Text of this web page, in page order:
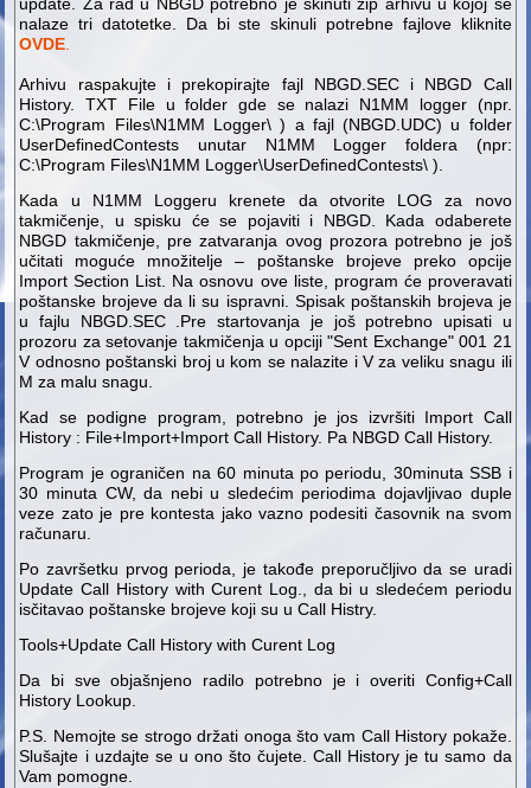
update. Za rad u NBGD potrebno je skinuti zip arhivu u kojoj se
nalaze tri datotetke. Da bi ste skinuli potrebne fajlove kliknite
OVDE.
Arhivu raspakujte i prekopirajte fajl NBGD.SEC i NBGD Call
History. TXT File u folder gde se nalazi N1MM logger (npr.
C:\Program Files\N1MM Logger\ ) a fajl (NBGD.UDC) u folder
UserDefinedContests unutar N1MM Logger foldera (npr:
C:\Program Files\N1MM Logger\UserDefinedContests\ ).
Kada u N1MM Loggeru krenete da otvorite LOG za novo
takmičenje, u spisku će se pojaviti i NBGD. Kada odaberete
NBGD takmičenje, pre zatvaranja ovog prozora potrebno je još
učitati moguće množitelje – poštanske brojeve preko opcije
Import Section List. Na osnovu ove liste, program će proveravati
poštanske brojeve da li su ispravni. Spisak poštanskih brojeva je
u fajlu NBGD.SEC .Pre startovanja je još potrebno upisati u
prozoru za setovanje takmičenja u opciji "Sent Exchange" 001 21
V odnosno poštanski broj u kom se nalazite i V za veliku snagu ili
M za malu snagu.
Kad se podigne program, potrebno je jos izvršiti Import Call
History : File+Import+Import Call History. Pa NBGD Call History.
Program je ograničen na 60 minuta po periodu, 30minuta SSB i
30 minuta CW, da nebi u sledećim periodima dojavljivao duple
veze zato je pre kontesta jako vazno podesiti časovnik na svom
računaru.
Po završetku prvog perioda, je takođe preporučljivo da se uradi
Update Call History with Curent Log., da bi u sledećem periodu
isčitavao poštanske brojeve koji su u Call Histry.
Tools+Update Call History with Curent Log
Da bi sve objašnjeno radilo potrebno je i overiti Config+Call
History Lookup.
P.S. Nemojte se strogo držati onoga što vam Call History pokaže.
Slušajte i uzdajte se u ono što čujete. Call History je tu samo da
Vam pomogne.